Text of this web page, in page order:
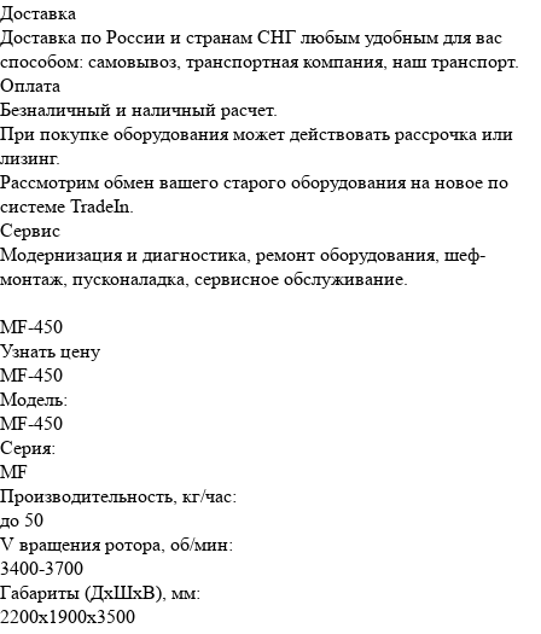
Доставка
Доставка по России и странам СНГ любым удобным для вас
способом: самовывоз, транспортная компания, наш транспорт.
Оплата
Безналичный и наличный расчет.
При покупке оборудования может действовать рассрочка или
лизинг.
Рассмотрим обмен вашего старого оборудования на новое по
системе TradeIn.
Сервис
Модернизация и диагностика, ремонт оборудования, шеф-
монтаж, пусконаладка, сервисное обслуживание.
MF-450
Узнать цену
MF-450
Модель:
MF-450
Серия:
MF
Производительность, кг/час:
до 50
V вращения ротора, об/мин:
3400-3700
Габариты (ДхШхВ), мм:
2200х1900х3500